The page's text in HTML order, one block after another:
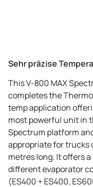
Sehr präzise
This V-800 MAX
completes the
temp application
most powerful unit in
Spectrum platform
appropriate for trucks
metres long. It offers
different evaporator
(ES400 + ES400,